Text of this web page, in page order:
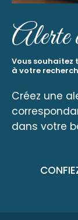
Alerte
Vous souhaitez
à votre
Créez une
dans votre